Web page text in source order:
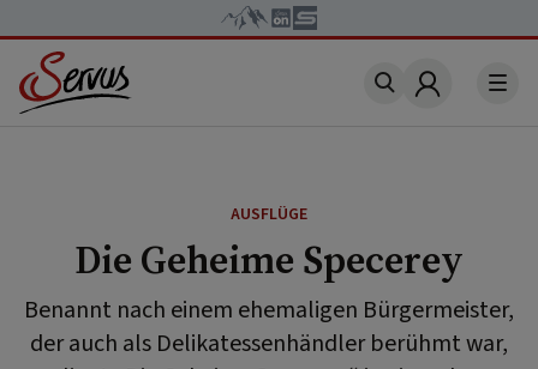
Account
AUSFLÜGE
Die Geheime Specerey
Benannt nach einem ehemaligen Bürgermeister,
der auch als Delikatessenhändler berühmt war,